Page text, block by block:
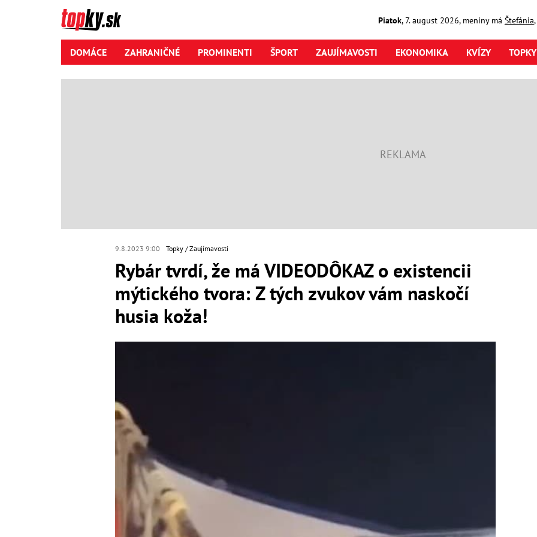
Piatok,7. august2026, meniny má Štefánia
DOMÁCE ZAHRANIČNÉ PROMINENTI ŠPORT ZAUJÍMAVOSTI EKONOMIKA KVÍZY
9.8.2023 9:00 Topky Zaujímavosti
Rybár tvrdí, že má VIDEODÔKAZ o existencii
mýtického tvora: Z tých zvukov vám naskočí
husia koža!